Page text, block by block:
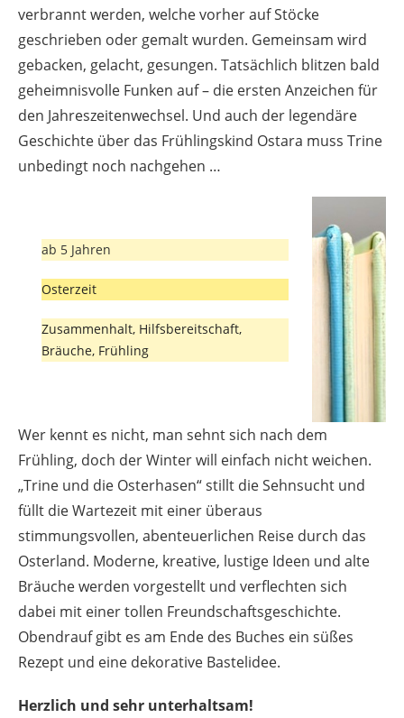
verbrannt werden, welche vorher auf Stöcke
geschrieben oder gemalt wurden. Gemeinsam wird
gebacken, gelacht, gesungen. Tatsächlich blitzen bald
geheimnisvolle Funken auf – die ersten Anzeichen für
den Jahreszeitenwechsel. Und auch der legendäre
Geschichte über das Frühlingskind Ostara muss Trine
unbedingt noch nachgehen …
ab 5 Jahren
Osterzeit
Zusammenhalt, Hilfsbereitschaft,
Bräuche, Frühling
Wer kennt es nicht, man sehnt sich nach dem
Frühling, doch der Winter will einfach nicht weichen.
„Trine und die Osterhasen“ stillt die Sehnsucht und
füllt die Wartezeit mit einer überaus
stimmungsvollen, abenteuerlichen Reise durch das
Osterland. Moderne, kreative, lustige Ideen und alte
Bräuche werden vorgestellt und verflechten sich
dabei mit einer tollen Freundschaftsgeschichte.
Obendrauf gibt es am Ende des Buches ein süßes
Rezept und eine dekorative Bastelidee.
Herzlich und sehr unterhaltsam!